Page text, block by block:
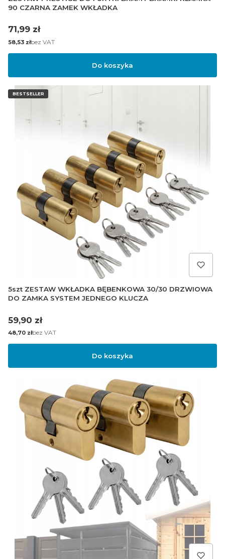
90 CZARNA ZAMEK WKŁADKA
Cena
71,99 zł
Cena
58,53 złbez VAT
Do koszyka
BESTSELLER
5szt ZESTAW WKŁADKA BĘBENKOWA 30/30 DRZWIOWA
DO ZAMKA SYSTEM JEDNEGO KLUCZA
Cena
59,90 zł
Cena
48,70 złbez VAT
Do koszyka